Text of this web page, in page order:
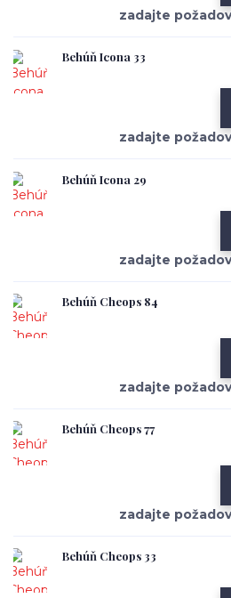
Behúň Icona 33
Behúň Icona 29
Behúň Cheops 84
Behúň Cheops 77
Behúň Cheops 33